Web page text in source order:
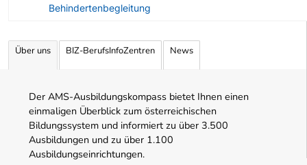
Behindertenbegleitung
Über uns BIZ-BerufsInfoZentren News
Der AMS-Ausbildungskompass bietet Ihnen einen
einmaligen Überblick zum österreichischen
Bildungssystem und informiert zu über 3.500
Ausbildungen und zu über 1.100
Ausbildungseinrichtungen.